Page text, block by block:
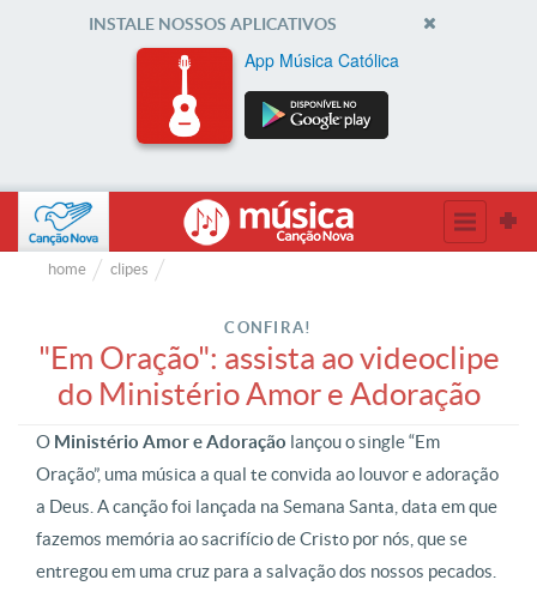
INSTALE NOSSOS APLICATIVOS
App Música Católica
home clipes
CONFIRA!
"Em Oração": assista ao videoclipe
do Ministério Amor e Adoração
O Ministério Amor e Adoração lançou o single “Em
Oração”, uma música a qual te convida ao louvor e adoração
a Deus. A canção foi lançada na Semana Santa, data em que
fazemos memória ao sacrifício de Cristo por nós, que se
entregou em uma cruz para a salvação dos nossos pecados.